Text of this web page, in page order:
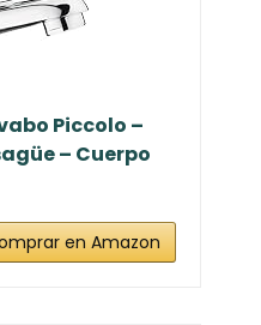
Piccolo –
– Cuerpo
en Amazon